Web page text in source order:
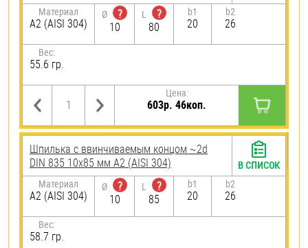
Материал
А2 (AISI 304)
Ø
?
10
L
?
80
b1
20
b2
26
Вес:
55.6 гр.
Цена:
603р. 46коп.
Шпилька c ввинчиваемым концом ~2d
DIN 835 10х85 мм А2 (AISI 304)
Материал
А2 (AISI 304)
Ø
?
10
L
?
85
b1
20
b2
26
Вес:
58.7 гр.
В СПИСОК